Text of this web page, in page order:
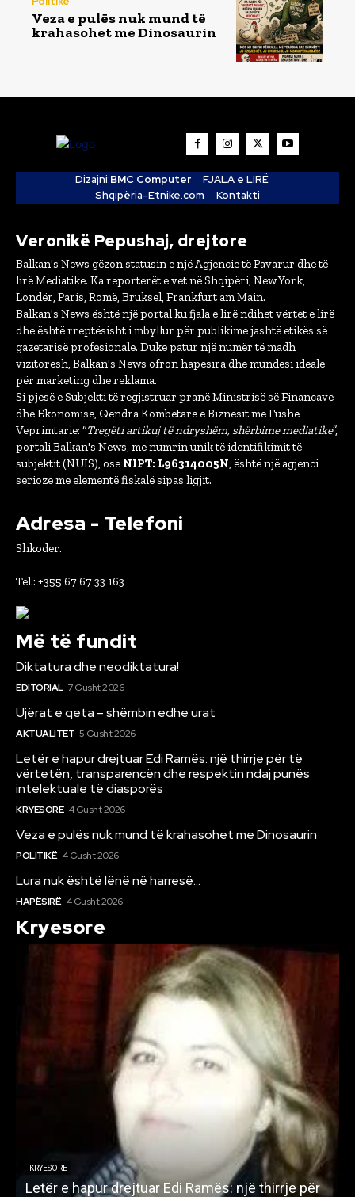
Veza e pulës nuk mund të
krahasohet me Dinosaurin
Dizajni:BMC Computer
FJALA e LIRË
Shqipëria-Etnike.com
Kontakti
Veronikë Pepushaj, drejtore
Balkan's News gëzon statusin e një Agjencie të Pavarur dhe të
lirë Mediatike. Ka reporterët e vet në Shqipëri, New York,
Londër, Paris, Romë, Bruksel, Frankfurt am Main.
Balkan's News është një portal ku fjala e lirë ndihet vërtet e lirë
dhe është rreptësisht i mbyllur për publikime jashtë etikës së
gazetarisë profesionale. Duke patur një numër të madh
vizitorësh, Balkan's News ofron hapësira dhe mundësi ideale
për marketing dhe reklama.
Si pjesë e Subjekti të regjistruar pranë Ministrisë së Financave
dhe Ekonomisë, Qëndra Kombëtare e Biznesit me Fushë
Veprimtarie: “Tregëti artikuj të ndryshëm, shërbime mediatike”,
portali Balkan's News, me numrin unik të identifikimit të
subjektit (NUIS), ose NIPT: L96314005N, është një agjenci
serioze me elementë fiskalë sipas ligjit.
Adresa - Telefoni
Shkoder.
Tel.: +355 67 67 33 163
Më të fundit
Diktatura dhe neodiktatura!
EDITORIAL 7 Gusht 2026
Ujërat e qeta – shëmbin edhe urat
AKTUALITET 5 Gusht 2026
Letër e hapur drejtuar Edi Ramës: një thirrje për të
vërtetën, transparencën dhe respektin ndaj punës
intelektuale të diasporës
KRYESORE 4 Gusht 2026
Veza e pulës nuk mund të krahasohet me Dinosaurin
POLITIKË 4 Gusht 2026
Lura nuk është lënë në harresë…
HAPËSIRË 4 Gusht 2026
Kryesore
KRYESORE
Letër e hapur drejtuar Edi Ramës: një thirrje për